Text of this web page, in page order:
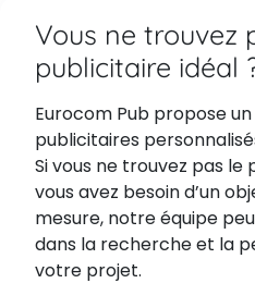
Vous ne trouvez
publicitaire idéal
Eurocom Pub propose
publicitaires
Si vous ne trouvez pas
vous avez besoin d’un
mesure, notre équipe
dans la recherche et la
votre projet.